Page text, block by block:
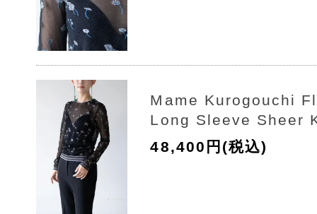
Mame Kurogouchi
Long Sleeve Sheer
48,400円(税込)